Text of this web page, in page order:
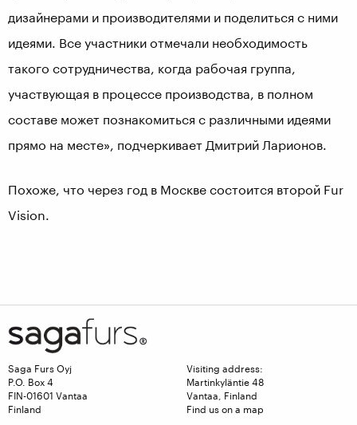
дизайнерами и производителями и поделиться с ними
идеями. Все участники отмечали необходимость
такого сотрудничества, когда рабочая группа,
участвующая в процессе производства, в полном
составе может познакомиться с различными идеями
прямо на месте», подчеркивает Дмитрий Ларионов.
Похоже, что через год в Москве состоится второй Fur
Vision.
Saga Furs Oyj
P.O. Box 4
FIN-01601 Vantaa
Finland
Visiting address:
Martinkyläntie 48
Vantaa, Finland
Find us on a map